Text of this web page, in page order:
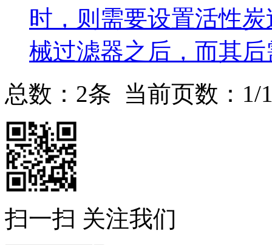
时，则需要设置活性
械过滤器之后，而其
总数：2条 当前页数： 1/
扫一扫 关注我们